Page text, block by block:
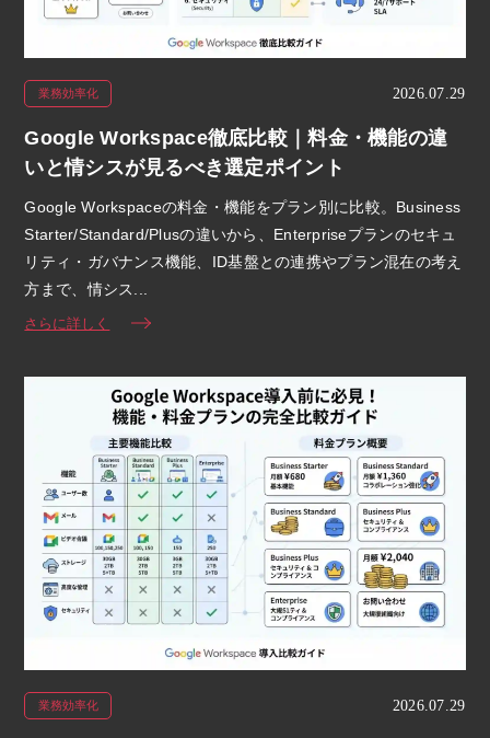
業務効率化 2026.07.29
Google Workspace徹底比較｜料金・機能の違
いと情シスが見るべき選定ポイント
Google Workspaceの料金・機能をプラン別に比較。Business
Starter/Standard/Plusの違いから、Enterpriseプランのセキュ
リティ・ガバナンス機能、ID基盤との連携やプラン混在の考え
方まで、情シス...
さらに詳しく
業務効率化 2026.07.29